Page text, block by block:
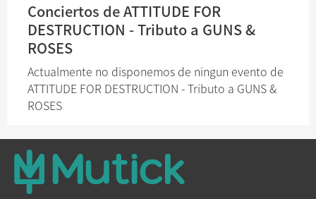
Conciertos de ATTITUDE FOR
DESTRUCTION - Tributo a GUNS &
ROSES
Actualmente no disponemos de ningun evento de
ATTITUDE FOR DESTRUCTION - Tributo a GUNS &
ROSES